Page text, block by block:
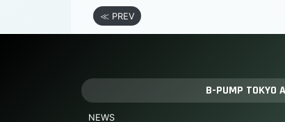
≪ PREV
B-PUMP TOKYO
NEWS